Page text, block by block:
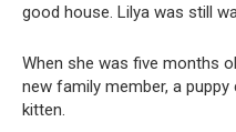
good house. Lilya was still
When she was five months
new family member, a
kitten.